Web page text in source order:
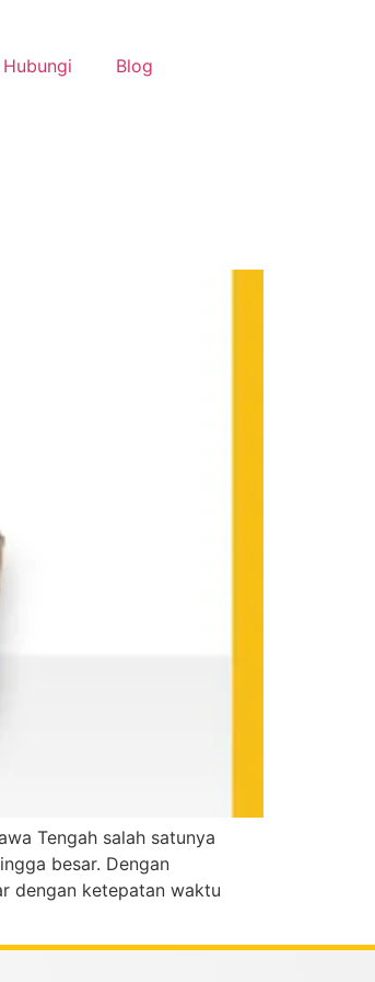
Hubungi Blog
Tengah salah satunya
besar. Dengan
dengan ketepatan waktu